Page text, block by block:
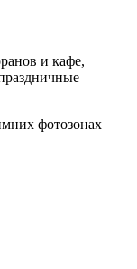
и кафе,
фотозонах